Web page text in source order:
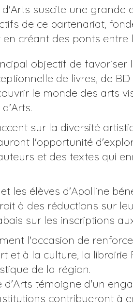
suscite une grande
de ce partenariat,
créant des ponts entre
objectif de favoriser
de livres, de
le monde des arts
sur la diversité
l'opportunité
et des textes qui
les élèves d'Apolline
à des réductions sur
sur les inscriptions
l'occasion de
et à la culture, la librairie
de la région.
d'Arts témoigne d'un
contribueront à